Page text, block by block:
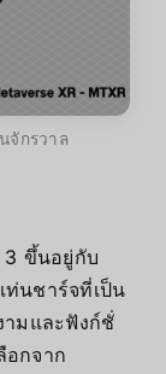
จักรวาล
3 ขึ้นอยู่กับ
นชาร์จที่เป็น
ามและฟังก์ชั่
กจาก